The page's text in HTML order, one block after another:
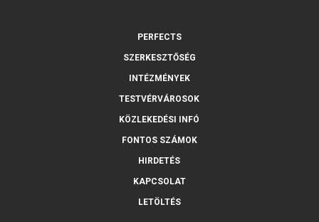
PERFECTS
SZERKESZTŐSÉG
INTÉZMÉNYEK
TESTVÉRVÁROSOK
KÖZLEKEDÉSI INFÓ
FONTOS SZÁMOK
HIRDETÉS
KAPCSOLAT
LETÖLTÉS